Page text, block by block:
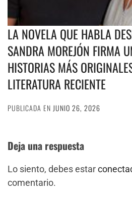
LA NOVELA QUE HABLA
SANDRA MOREJÓN FIRMA
HISTORIAS MÁS
LITERATURA RECIENTE
PUBLICADA EN JUNIO 26, 2026
Deja una respuesta
Lo siento, debes estar
comentario.